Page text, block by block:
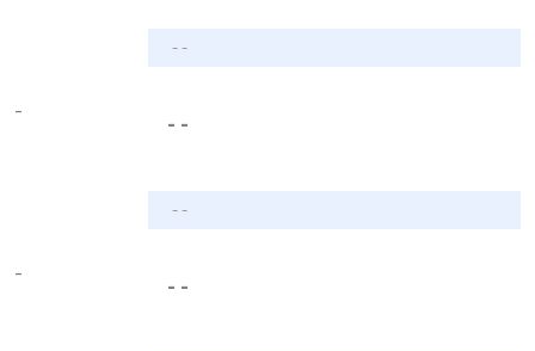
- -
-
- -
- -
-
- -